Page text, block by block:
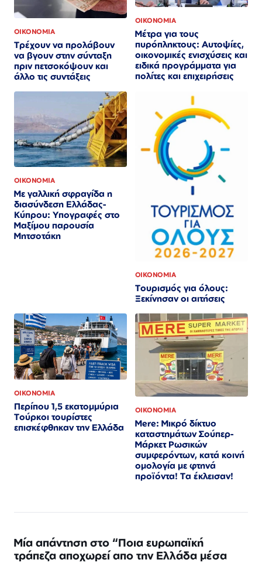
ΟΙΚΟΝΟΜΙΑ
Τρέχουν να προλάβουν
να βγουν στην σύνταξη
πριν πετσοκόψουν και
άλλο τις συντάξεις
ΟΙΚΟΝΟΜΙΑ
Μέτρα για τους
πυρόπληκτους: Αυτοψίες,
οικονομικές ενισχύσεις και
ειδικά προγράμματα για
πολίτες και επιχειρήσεις
ΟΙΚΟΝΟΜΙΑ
Με γαλλική σφραγίδα η
διασύνδεση Ελλάδας-
Κύπρου: Υπογραφές στο
Μαξίμου παρουσία
Μητσοτάκη
ΟΙΚΟΝΟΜΙΑ
Τουρισμός για όλους:
Ξεκίνησαν οι αιτήσεις
ΟΙΚΟΝΟΜΙΑ
Περίπου 1,5 εκατομμύρια
Τούρκοι τουρίστες
επισκέφθηκαν την Ελλάδα
ΟΙΚΟΝΟΜΙΑ
Mere: Μικρό δίκτυο
καταστημάτων Σούπερ-
Μάρκετ Ρωσικών
συμφερόντων, κατά κοινή
ομολογία με φτηνά
προϊόντα! Τα έκλεισαν!
Μία απάντηση στο “Ποια ευρωπαϊκή
τράπεζα αποχωρεί απο την Ελλάδα μέσα